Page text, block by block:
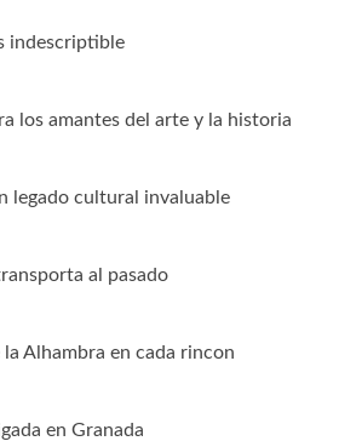
indescriptible
los amantes del arte y la historia
legado cultural invaluable
al pasado
Alhambra en cada rincon
en Granada